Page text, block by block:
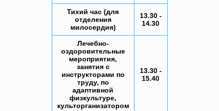
Тихий час (для
отделения
милосердия)
13.30 -
14.30
Лечебно-
оздоровительные
мероприятия,
занятия с
инструкторами по
труду, по
адаптивной
физкультуре,
культорганизатором
13.30 -
15.40